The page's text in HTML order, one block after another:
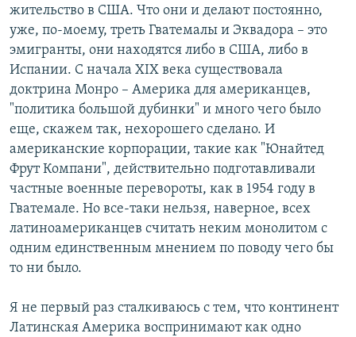
жительство в США. Что они и делают постоянно,
уже, по-моему, треть Гватемалы и Эквадора – это
эмигранты, они находятся либо в США, либо в
Испании. С начала XIX века существовала
доктрина Монро – Америка для американцев,
"политика большой дубинки" и много чего было
еще, скажем так, нехорошего сделано. И
американские корпорации, такие как "Юнайтед
Фрут Компани", действительно подготавливали
частные военные перевороты, как в 1954 году в
Гватемале. Но все-таки нельзя, наверное, всех
латиноамериканцев считать неким монолитом с
одним единственным мнением по поводу чего бы
то ни было.
Я не первый раз сталкиваюсь с тем, что континент
Латинская Америка воспринимают как одно